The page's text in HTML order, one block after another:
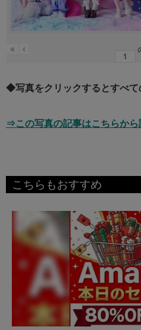
« ‹
◆写真をクリックするとすべて
⇒この写真の記事はこちらから
こちらもおすすめ